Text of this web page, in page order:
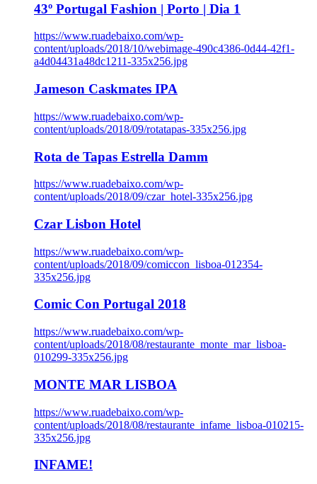
43º Portugal Fashion | Porto | Dia 1
https://www.ruadebaixo.com/wp-
content/uploads/2018/10/webimage-490c4386-0d44-42f1-
a4d04431a48dc1211-335x256.jpg
Jameson Caskmates IPA
https://www.ruadebaixo.com/wp-
content/uploads/2018/09/rotatapas-335x256.jpg
Rota de Tapas Estrella Damm
https://www.ruadebaixo.com/wp-
content/uploads/2018/09/czar_hotel-335x256.jpg
Czar Lisbon Hotel
https://www.ruadebaixo.com/wp-
content/uploads/2018/09/comiccon_lisboa-012354-
335x256.jpg
Comic Con Portugal 2018
https://www.ruadebaixo.com/wp-
content/uploads/2018/08/restaurante_monte_mar_lisboa-
010299-335x256.jpg
MONTE MAR LISBOA
https://www.ruadebaixo.com/wp-
content/uploads/2018/08/restaurante_infame_lisboa-010215-
335x256.jpg
INFAME!